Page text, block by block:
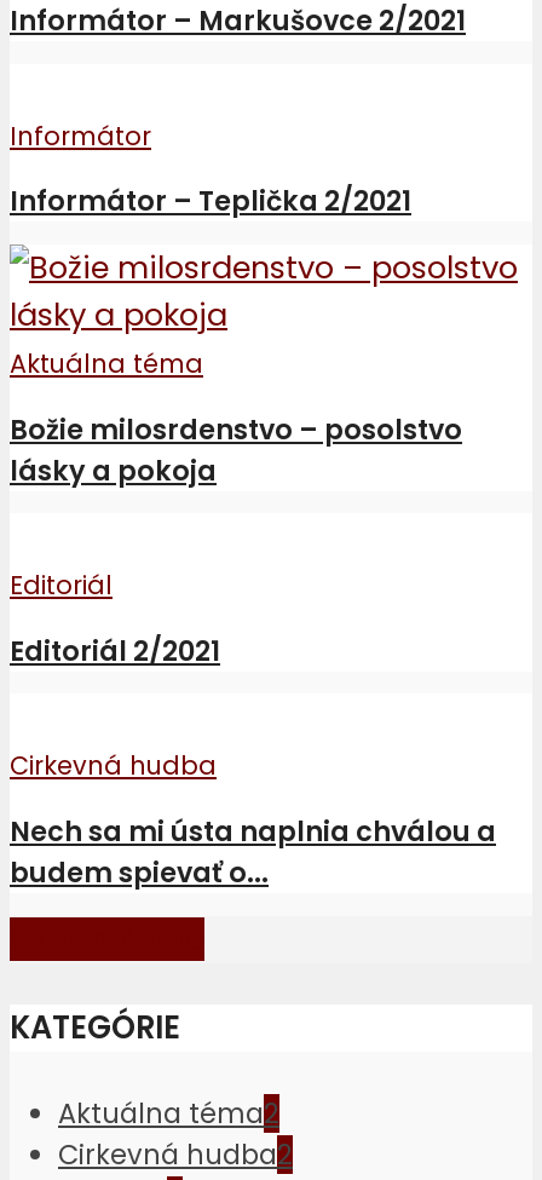
Informátor – Markušovce 2/2021
Informátor
Informátor – Teplička 2/2021
Aktuálna téma
Božie milosrdenstvo – posolstvo
lásky a pokoja
Editoriál
Editoriál 2/2021
Cirkevná hudba
Nech sa mi ústa naplnia chválou a
budem spievať o...
KATEGÓRIE
Aktuálna téma2
Cirkevná hudba2